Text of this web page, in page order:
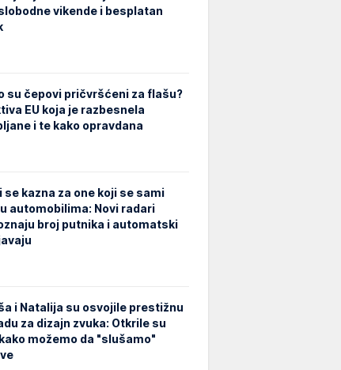
vikende i besplatan
su čepovi pričvršćeni za flašu?
EU koja je razbesnela
i te kako opravdana
se kazna za one koji se sami
automobilima: Novi radari
broj putnika i automatski
i Natalija su osvojile prestižnu
za dizajn zvuka: Otkrile su
možemo da "slušamo"